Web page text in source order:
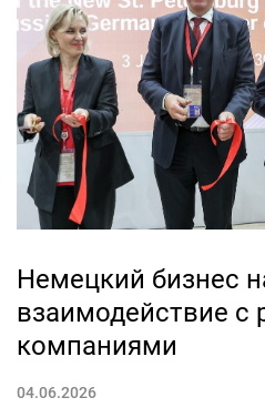
сообщили в пресс-службе
области.
Соглашение о...
Немецкий бизнес
взаимодействие с
компаниями
04.06.2026